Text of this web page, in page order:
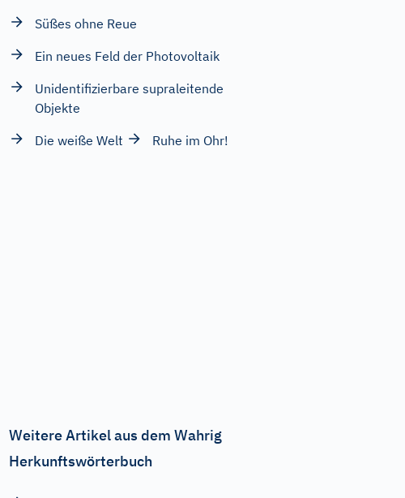
Süßes ohne Reue
Ein neues Feld der Photovoltaik
Unidentifizierbare supraleitende
Objekte
Die weiße Welt
Ruhe im Ohr!
Weitere Artikel aus dem Wahrig
Herkunftswörterbuch